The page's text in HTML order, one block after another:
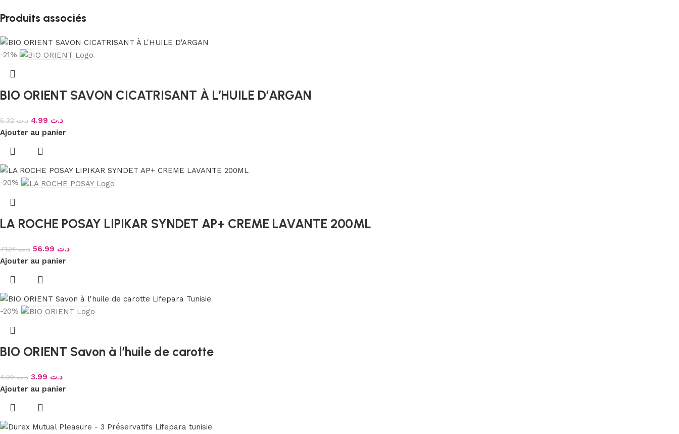
Produits associés
-21%
BIO ORIENT SAVON CICATRISANT À L’HUILE D’ARGAN
د.ت6.32 د.ت
Ajouter au panier
-20%
LA ROCHE POSAY LIPIKAR SYNDET AP+ CREME LAVANTE 200ML
د.ت71.24 د.ت
Ajouter au panier
-20%
BIO ORIENT Savon à l’huile de carotte
د.ت4.99 د.ت
Ajouter au panier